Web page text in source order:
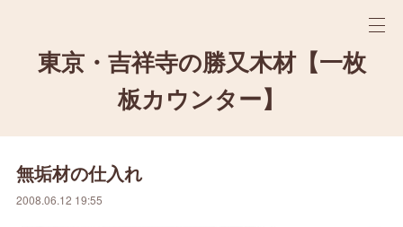
東京・吉祥寺の勝又木材【一枚
板カウンター】
無垢材の仕入れ
2008.06.12 19:55